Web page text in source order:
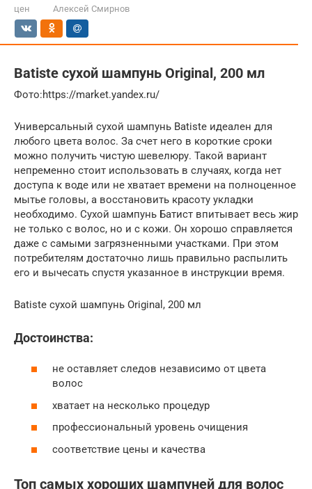
цен
Алексей Смирнов
Batiste сухой шампунь Original, 200 мл
​Фото:https://market.yandex.ru/
Универсальный сухой шампунь Batiste идеален для
любого цвета волос. За счет него в короткие сроки
можно получить чистую шевелюру. Такой вариант
непременно стоит использовать в случаях, когда нет
доступа к воде или не хватает времени на полноценное
мытье головы, а восстановить красоту укладки
необходимо. Сухой шампунь Батист впитывает весь жир
не только с волос, но и с кожи. Он хорошо справляется
даже с самыми загрязненными участками. При этом
потребителям достаточно лишь правильно распылить
его и вычесать спустя указанное в инструкции время.
Batiste сухой шампунь Original, 200 мл
Достоинства:
не оставляет следов независимо от цвета
волос
хватает на несколько процедур
профессиональный уровень очищения
соответствие цены и качества
Топ самых хороших шампуней для волос